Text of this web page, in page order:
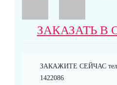
ЗАКАЗАТЬ В
ЗАКАЖИТЕ СЕЙЧАС
1422086